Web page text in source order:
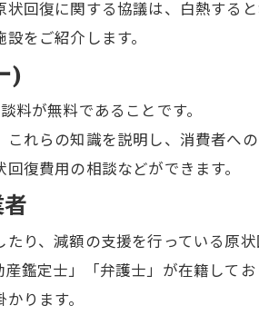
回復に関する協議は、白熱すると
をご紹介します。
)
料が無料であることです。
れらの知識を説明し、消費者への
復費用の相談などができます。
り、減額の支援を行っている原
鑑定士」「弁護士」が在籍してお
ります。